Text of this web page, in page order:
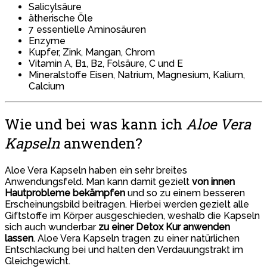
Salicylsäure
ätherische Öle
7 essentielle Aminosäuren
Enzyme
Kupfer, Zink, Mangan, Chrom
Vitamin A, B1, B2, Folsäure, C und E
Mineralstoffe Eisen, Natrium, Magnesium, Kalium,
Calcium
Wie und bei was kann ich Aloe Vera
Kapseln anwenden?
Aloe Vera Kapseln haben ein sehr breites
Anwendungsfeld. Man kann damit gezielt von innen
Hautprobleme bekämpfen und so zu einem besseren
Erscheinungsbild beitragen. Hierbei werden gezielt alle
Giftstoffe im Körper ausgeschieden, weshalb die Kapseln
sich auch wunderbar zu einer Detox Kur anwenden
lassen. Aloe Vera Kapseln tragen zu einer natürlichen
Entschlackung bei und halten den Verdauungstrakt im
Gleichgewicht.